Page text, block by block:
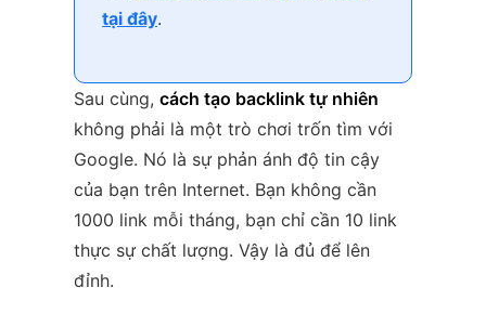
tại đây.
Sau cùng, cách tạo backlink tự nhiên
không phải là một trò chơi trốn tìm với
Google. Nó là sự phản ánh độ tin cậy
của bạn trên Internet. Bạn không cần
1000 link mỗi tháng, bạn chỉ cần 10 link
thực sự chất lượng. Vậy là đủ để lên
đỉnh.